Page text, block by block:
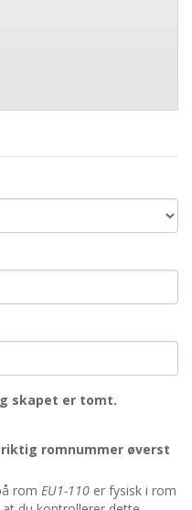
skapet er tomt.
rom EU1-110 er fysisk i rom